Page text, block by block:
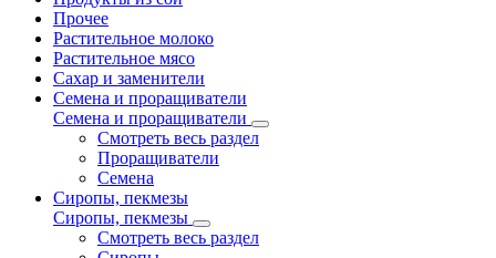
Прочее
Растительное молоко
Растительное мясо
Сахар и заменители
Семена и проращиватели
Семена и проращиватели
Смотреть весь раздел
Проращиватели
Семена
Сиропы, пекмезы
Сиропы, пекмезы
Смотреть весь раздел